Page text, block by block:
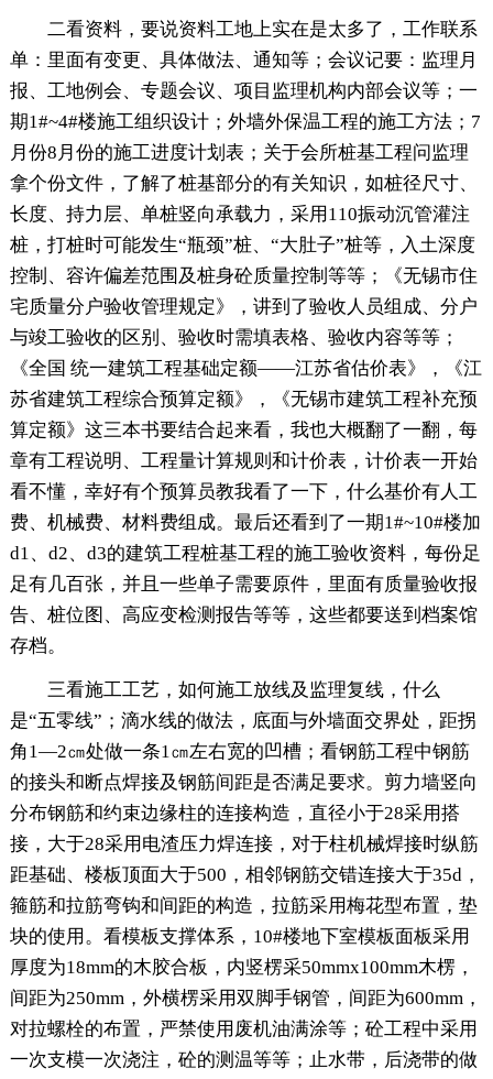
二看资料，要说资料工地上实在是太多了，工作联系
单：里面有变更、具体做法、通知等；会议记要：监理月
报、工地例会、专题会议、项目监理机构内部会议等；一
期1#~4#楼施工组织设计；外墙外保温工程的施工方法；7
月份8月份的施工进度计划表；关于会所桩基工程问监理
拿个份文件，了解了桩基部分的有关知识，如桩径尺寸、
长度、持力层、单桩竖向承载力，采用110振动沉管灌注
桩，打桩时可能发生“瓶颈”桩、“大肚子”桩等，入土深度
控制、容许偏差范围及桩身砼质量控制等等；《无锡市住
宅质量分户验收管理规定》，讲到了验收人员组成、分户
与竣工验收的区别、验收时需填表格、验收内容等等；
《全国 统一建筑工程基础定额——江苏省估价表》，《江
苏省建筑工程综合预算定额》，《无锡市建筑工程补充预
算定额》这三本书要结合起来看，我也大概翻了一翻，每
章有工程说明、工程量计算规则和计价表，计价表一开始
看不懂，幸好有个预算员教我看了一下，什么基价有人工
费、机械费、材料费组成。最后还看到了一期1#~10#楼加
d1、d2、d3的建筑工程桩基工程的施工验收资料，每份足
足有几百张，并且一些单子需要原件，里面有质量验收报
告、桩位图、高应变检测报告等等，这些都要送到档案馆
存档。
三看施工工艺，如何施工放线及监理复线，什么
是“五零线”；滴水线的做法，底面与外墙面交界处，距拐
角1—2㎝处做一条1㎝左右宽的凹槽；看钢筋工程中钢筋
的接头和断点焊接及钢筋间距是否满足要求。剪力墙竖向
分布钢筋和约束边缘柱的连接构造，直径小于28采用搭
接，大于28采用电渣压力焊连接，对于柱机械焊接时纵筋
距基础、楼板顶面大于500，相邻钢筋交错连接大于35d，
箍筋和拉筋弯钩和间距的构造，拉筋采用梅花型布置，垫
块的使用。看模板支撑体系，10#楼地下室模板面板采用
厚度为18mm的木胶合板，内竖楞采50mmx100mm木楞，
间距为250mm，外横楞采用双脚手钢管，间距为600mm，
对拉螺栓的布置，严禁使用废机油满涂等；砼工程中采用
一次支模一次浇注，砼的测温等等；止水带，后浇带的做